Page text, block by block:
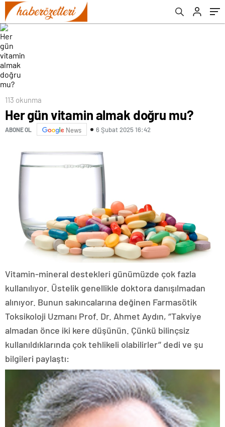
113 okunma
Her gün vitamin almak doğru mu?
ABONE OL News 6 Şubat 2025 16:42
Vitamin-mineral destekleri günümüzde çok fazla
kullanılıyor. Üstelik genellikle doktora danışılmadan
alınıyor. Bunun sakıncalarına değinen Farmasötik
Toksikoloji Uzmanı Prof. Dr. Ahmet Aydın, ‘’Takviye
almadan önce iki kere düşünün. Çünkü bilinçsiz
kullanıldıklarında çok tehlikeli olabilirler’’ dedi ve şu
bilgileri paylaştı: